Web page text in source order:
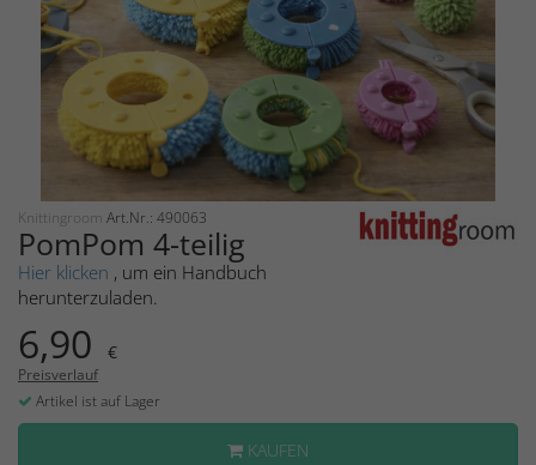
Knittingroom Art.Nr.: 490063
PomPom 4-teilig
Hier klicken , um ein Handbuch
herunterzuladen.
6,90 €
Preisverlauf
Artikel ist auf Lager
KAUFEN